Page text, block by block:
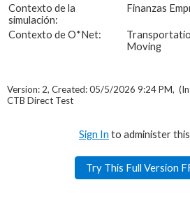
Contexto de la
simulación:
Finanzas
Contexto de O*Net:
Moving
Version: 2, Created: 05/5/2026 9:24 PM,
CTB Direct Test
Sign In to administer
Try This Full Version